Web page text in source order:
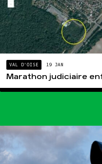
VAL D'OISE 19 JAN
Marathon judiciaire